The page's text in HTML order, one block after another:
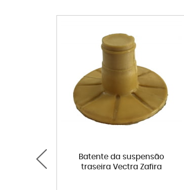
Batente da suspensão
traseira Vectra Zafira